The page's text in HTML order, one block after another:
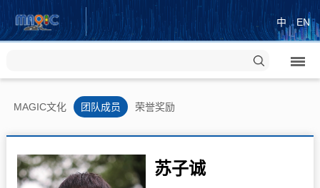
中 EN
MAGIC文化 团队成员 荣誉奖励
苏子诚